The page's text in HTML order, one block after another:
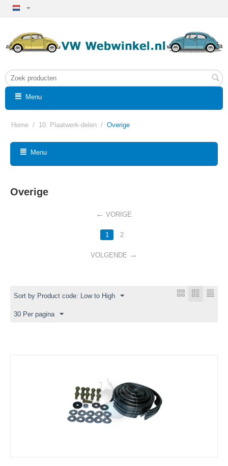
Menu
Home / 10. Plaatwerk-delen / Overige
Menu
Overige
VORIGE
1 2
VOLGENDE
Sort by Product code: Low to High
30 Per pagina